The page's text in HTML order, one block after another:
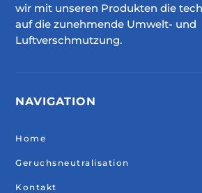
wir mit unseren Produkten die
auf die zunehmende Umwelt- und
Luftverschmutzung.
NAVIGATION
Home
Geruchsneutralisation
Kontakt